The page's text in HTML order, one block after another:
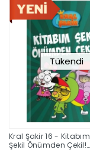
Tükendi
Kral Şakir 16 - Kitabım
Şekil Önümden Çekil!